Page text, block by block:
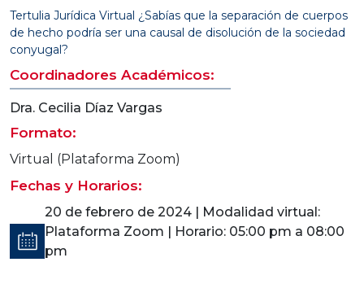
Tertulia Jurídica Virtual ¿Sabías que la separación de cuerpos
de hecho podría ser una causal de disolución de la sociedad
conyugal?
Coordinadores Académicos:
Dra. Cecilia Díaz Vargas
Formato:
Virtual (Plataforma Zoom)
Fechas y Horarios:
20 de febrero de 2024 | Modalidad virtual:
Plataforma Zoom | Horario: 05:00 pm a 08:00
pm